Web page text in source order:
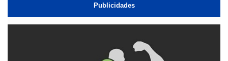
Publicidades